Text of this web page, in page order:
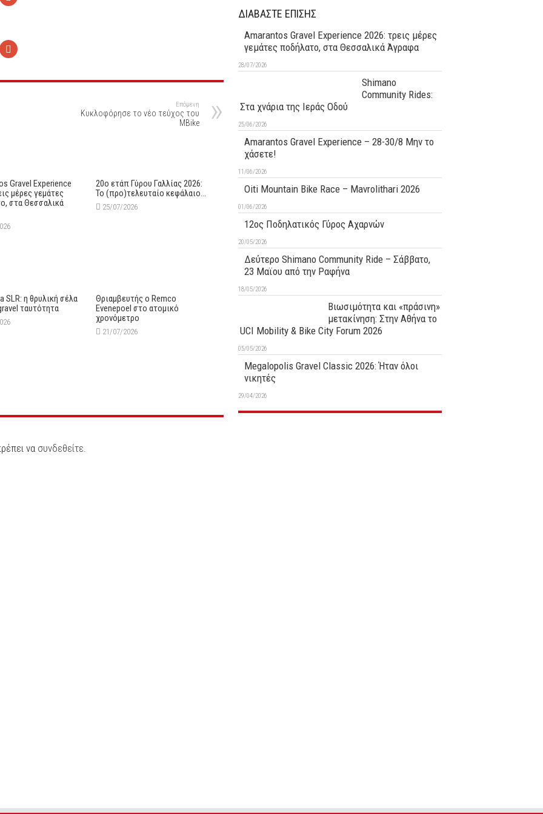
Επόμενη
Κυκλοφόρησε το νέο τεύχος του
MBike
Gravel Experience
μέρες γεμάτες
στα Θεσσαλικά
20ο ετάπ Γύρου Γαλλίας 2026:
Το (προ)τελευταίο κεφάλαιο…
25/07/2026
SLR: η θρυλική σέλα
ταυτότητα
Θριαμβευτής ο Remco
Evenepoel στο ατομικό
χρονόμετρο
21/07/2026
να συνδεθείτε
ΔΙΑΒΑΣΤΕ ΕΠΙΣΗΣ
Amarantos Gravel Experience 2026: τρεις μέρες
γεμάτες ποδήλατο, στα Θεσσαλικά Άγραφα
28/07/2026
Shimano
Community Rides:
Στα χνάρια της Ιεράς Οδού
25/06/2026
Amarantos Gravel Experience – 28-30/8 Μην το
χάσετε!
11/06/2026
Oiti Mountain Bike Race – Mavrolithari 2026
01/06/2026
12ος Ποδηλατικός Γύρος Αχαρνών
20/05/2026
Δεύτερo Shimano Community Ride – Σάββατο,
23 Μαϊου από την Ραφήνα
18/05/2026
Βιωσιμότητα και «πράσινη»
μετακίνηση: Στην Αθήνα το
UCI Mobility & Bike City Forum 2026
05/05/2026
Megalopolis Gravel Classic 2026: Ήταν όλοι
νικητές
29/04/2026